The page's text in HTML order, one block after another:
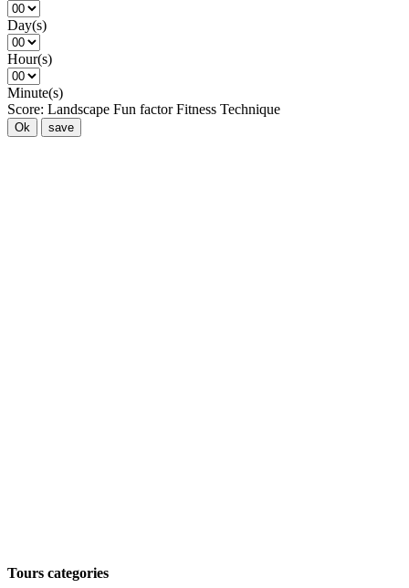
Day(s)
Hour(s)
Minute(s)
Score: Landscape Fun factor Fitness Technique
Ok save
Tours categories